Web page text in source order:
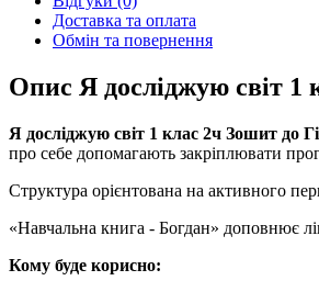
Доставка та оплата
Обмін та повернення
Опис Я досліджую світ 1
Я досліджую світ 1 клас 2ч Зошит до
про себе допомагають закріплювати
Структура орієнтована на активного
«Навчальна книга - Богдан» доповнює
Кому буде корисно: